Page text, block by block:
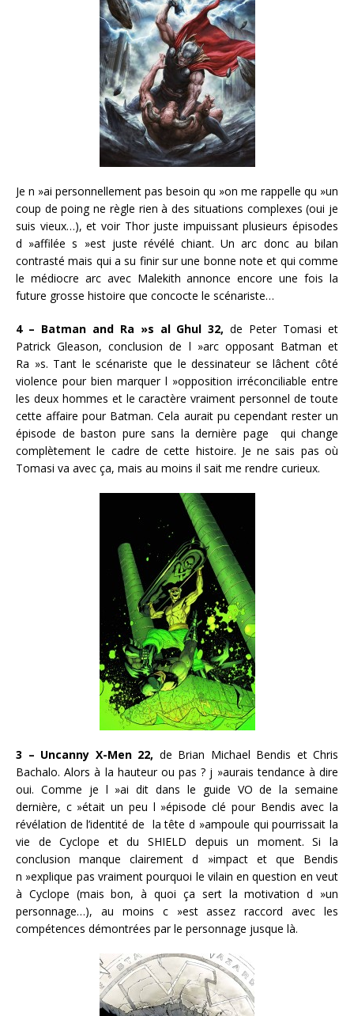
Je n »ai personnellement pas besoin qu »on me rappelle qu »un
coup de poing ne règle rien à des situations complexes (oui je
suis vieux…), et voir Thor juste impuissant plusieurs épisodes
d »affilée s »est juste révélé chiant. Un arc donc au bilan
contrasté mais qui a su finir sur une bonne note et qui comme
le médiocre arc avec Malekith annonce encore une fois la
future grosse histoire que concocte le scénariste…
4 – Batman and Ra »s al Ghul 32, de Peter Tomasi et
Patrick Gleason, conclusion de l »arc opposant Batman et
Ra »s. Tant le scénariste que le dessinateur se lâchent côté
violence pour bien marquer l »opposition irréconciliable entre
les deux hommes et le caractère vraiment personnel de toute
cette affaire pour Batman. Cela aurait pu cependant rester un
épisode de baston pure sans la dernière page qui change
complètement le cadre de cette histoire. Je ne sais pas où
Tomasi va avec ça, mais au moins il sait me rendre curieux.
3 – Uncanny X-Men 22, de Brian Michael Bendis et Chris
Bachalo. Alors à la hauteur ou pas ? j »aurais tendance à dire
oui. Comme je l »ai dit dans le guide VO de la semaine
dernière, c »était un peu l »épisode clé pour Bendis avec la
révélation de l’identité de la tête d »ampoule qui pourrissait la
vie de Cyclope et du SHIELD depuis un moment. Si la
conclusion manque clairement d »impact et que Bendis
n »explique pas vraiment pourquoi le vilain en question en veut
à Cyclope (mais bon, à quoi ça sert la motivation d »un
personnage…), au moins c »est assez raccord avec les
compétences démontrées par le personnage jusque là.